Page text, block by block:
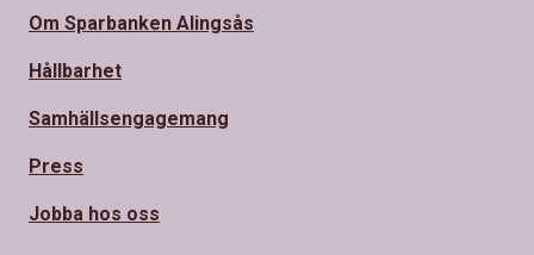
Om Sparbanken Alingsås
Hållbarhet
Samhällsengagemang
Press
Jobba hos oss